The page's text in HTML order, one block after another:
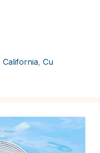
California, Cu